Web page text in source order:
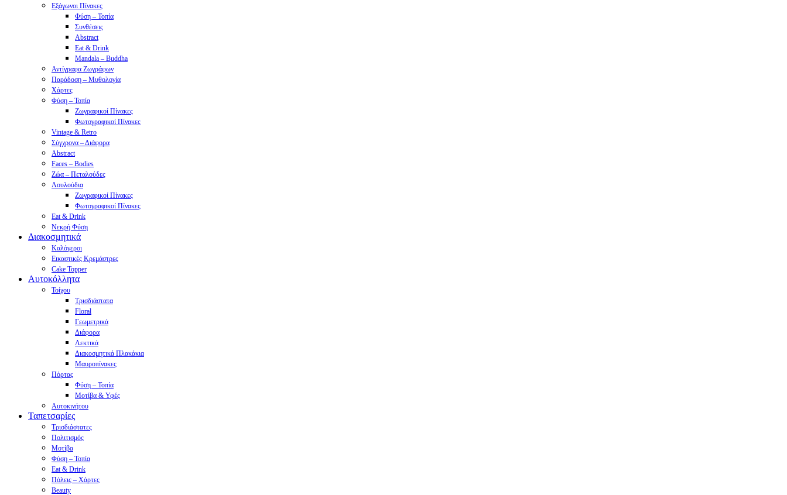
Εξάγωνοι Πίνακες
Φύση – Τοπία
Συνθέσεις
Abstract
Eat & Drink
Mandala – Buddha
Αντίγραφα Ζωγράφων
Παράδοση – Μυθολογία
Χάρτες
Φύση – Τοπία
Ζωγραφικοί Πίνακες
Φωτογραφικοί Πίνακες
Vintage & Retro
Σύγχρονα – Διάφορα
Abstract
Faces – Bodies
Ζώα – Πεταλούδες
Λουλούδια
Ζωγραφικοί Πίνακες
Φωτογραφικοί Πίνακες
Eat & Drink
Νεκρή Φύση
Διακοσμητικά
Καλόγεροι
Εικαστικές Κρεμάστρες
Cake Topper
Αυτοκόλλητα
Τοίχου
Τρισδιάστατα
Floral
Γεωμετρικά
Διάφορα
Λεκτικά
Διακοσμητικά Πλακάκια
Μαυροπίνακες
Πόρτας
Φύση – Τοπία
Μοτίβα & Υφές
Αυτοκινήτου
Ταπετσαρίες
Τρισδιάστατες
Πολιτισμός
Μοτίβα
Φύση – Τοπία
Eat & Drink
Πόλεις – Χάρτες
Beauty